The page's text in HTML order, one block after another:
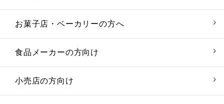
お菓子店・ベーカリーの方へ
食品メーカーの方向け
小売店の方向け